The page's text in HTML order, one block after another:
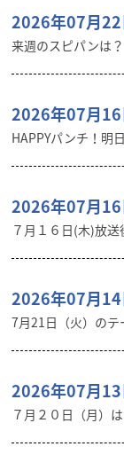
2026年07月22
来週のスピパンは？
2026年07月16
HAPPYパンチ！明
2026年07月16
７月１６日(木)放
2026年07月14
7月21日（火）のテ
2026年07月13
７月２０日（月）